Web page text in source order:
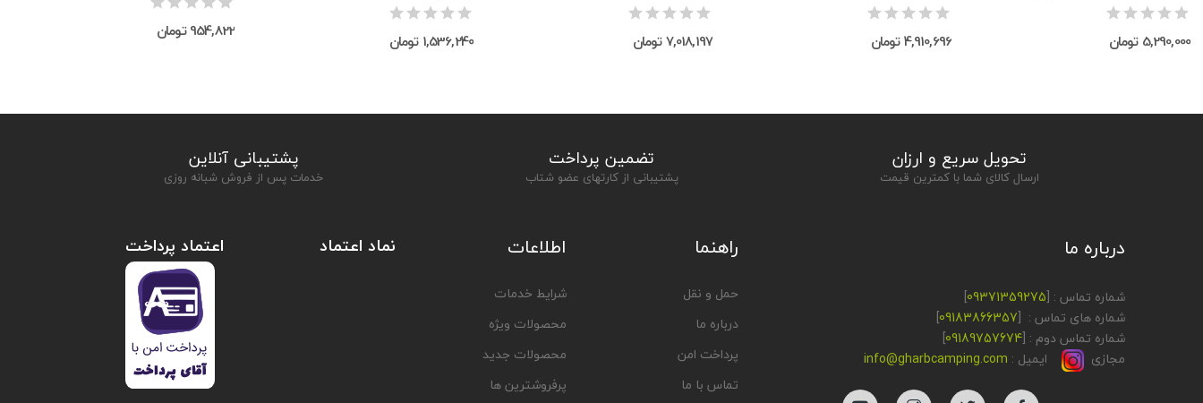
954,822 تومان 1,536,240 تومان 7,018,197 تومان 4,910,696 تومان 5,290,000 تومان
تحویل سریع و ارزان
ارسال کالای شما با کمترین قیمت
تضمین پرداخت
پشتیبانی از کارتهای عضو شتاب
پشتیبانی آنلاین
خدمات پس از فروش شبانه روزی
درباره ما
شماره تماس : [09371359275
]
شماره های تماس : [09183866357
]
شماره تماس دوم : [09189757674
]
مجازی
ایمیل : info@gharbcamping.com
راهنما
حمل و نقل
درباره ما
پرداخت امن
تماس با ما
اطلاعات
شرایط خدمات
محصولات ویژه
محصولات جدید
پرفروشترین ها
نماد اعتماد اعتماد پرداخت